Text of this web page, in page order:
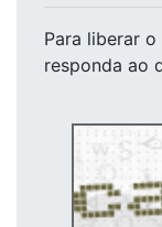
Para liberar o
responda ao